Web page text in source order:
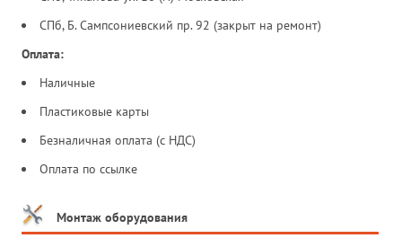
СПб, Б. Сампсониевский пр. 92 (закрыт на ремонт)
Оплата:
Наличные
Пластиковые карты
Безналичная оплата (с НДС)
Оплата по ссылке
Монтаж оборудования